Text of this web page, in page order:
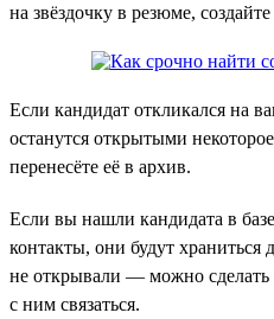
на звёздочку в резюме,
Если кандидат откликался на
останутся открытыми
перенесёте её в архив.
Если вы нашли кандидата в
контакты, они будут храниться
не открывали — можно сделать
с ним связаться.